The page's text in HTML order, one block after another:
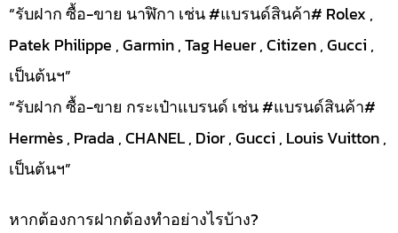
“รับฝาก ซื้อ-ขาย นาฬิกา เช่น #แบรนด์สินค้า# Rolex ,
Patek Philippe , Garmin , Tag Heuer , Citizen , Gucci ,
เป็นต้นฯ”
“รับฝาก ซื้อ-ขาย กระเป๋าแบรนด์ เช่น #แบรนด์สินค้า#
Hermès , Prada , CHANEL , Dior , Gucci , Louis Vuitton ,
เป็นต้นฯ”
หากต้องการฝากต้องทำอย่างไรบ้าง?